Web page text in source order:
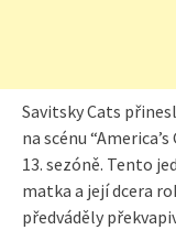
Savitsky Cats
na scénu
13. sezóně. Tento
matka a její dcera
předváděly